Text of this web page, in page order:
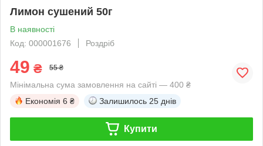
Лимон сушений 50г
В наявності
Код: 000001676
Роздріб
49 ₴ 55 ₴
Мінімальна сума замовлення на сайті — 400 ₴
Економія 6 ₴ Залишилось 25 днів
Купити